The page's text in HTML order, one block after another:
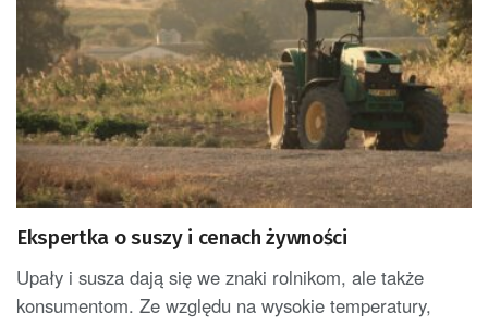
Ekspertka o suszy i cenach żywności
Upały i susza dają się we znaki rolnikom, ale także
konsumentom. Ze względu na wysokie temperatury,